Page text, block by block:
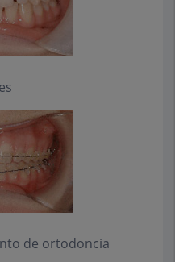
de ortodoncia